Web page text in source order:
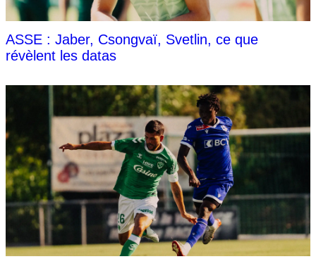
ASSE : Jaber, Csongvaï, Svetlin, ce que
révèlent les datas